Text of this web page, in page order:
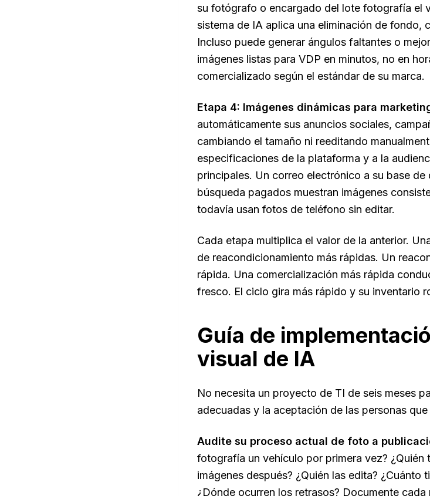
su fotógrafo o encargado del lote fotografía el
sistema de IA aplica una eliminación de
Incluso puede generar ángulos faltantes o
imágenes listas para VDP en minutos, no en
comercializado según el estándar de su marca.
Etapa 4: Imágenes dinámicas para
automáticamente sus anuncios sociales,
cambiando el tamaño ni reeditando
especificaciones de la plataforma y a la
principales. Un correo electrónico a su base
búsqueda pagados muestran imágenes
todavía usan fotos de teléfono sin editar.
Cada etapa multiplica el valor de la anterior.
de reacondicionamiento más rápidas. Un
rápida. Una comercialización más rápida
fresco. El ciclo gira más rápido y su inventario
Guía de
visual de IA
No necesita un proyecto de TI de seis meses
adecuadas y la aceptación de las personas
Audite su proceso actual de foto a
fotografía un vehículo por primera vez?
imágenes después? ¿Quién las edita?
¿Dónde ocurren los retrasos? Documente